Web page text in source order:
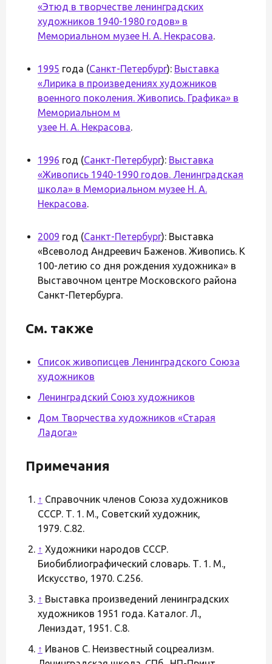
«Этюд в творчестве ленинградских
художников 1940-1980 годов» в
Мемориальном музее Н. А. Некрасова.
1995 года (Санкт-Петербург): Выставка
«Лирика в произведениях художников
военного поколения. Живопись. Графика» в
Мемориальном м
узее Н. А. Некрасова.
1996 год (Санкт-Петербург): Выставка
«Живопись 1940-1990 годов. Ленинградская
школа» в Мемориальном музее Н. А.
Некрасова.
2009 год (Санкт-Петербург): Выставка
«Всеволод Андреевич Баженов. Живопись. К
100-летию со дня рождения художника» в
Выставочном центре Московского района
Санкт-Петербурга.
См. также
Список живописцев Ленинградского Союза
художников
Ленинградский Союз художников
Дом Творчества художников «Старая
Ладога»
Примечания
↑ Справочник членов Союза художников
СССР. Т. 1. М., Советский художник,
1979. С.82.
↑ Художники народов СССР.
Биобиблиографический словарь. Т. 1. М.,
Искусство, 1970. С.256.
↑ Выставка произведений ленинградских
художников 1951 года. Каталог. Л.,
Лениздат, 1951. С.8.
↑ Иванов С. Неизвестный соцреализм.